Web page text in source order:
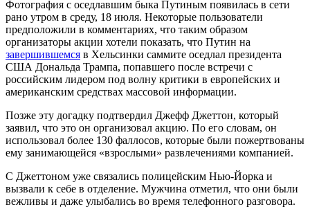
Фотография с оседлавшим быка Путиным появилась в сети
рано утром в среду, 18 июля. Некоторые пользователи
предположили в комментариях, что таким образом
организаторы акции хотели показать, что Путин на
завершившемся в Хельсинки саммите оседлал президента
США Дональда Трампа, попавшего после встречи с
российским лидером под волну критики в европейских и
американским средствах массовой информации.
Позже эту догадку подтвердил Джефф Джеттон, который
заявил, что это он организовал акцию. По его словам, он
использовал более 130 фаллосов, которые были пожертвованы
ему занимающейся «взрослыми» развлечениями компанией.
С Джеттоном уже связались полицейским Нью-Йорка и
вызвали к себе в отделение. Мужчина отметил, что они были
вежливы и даже улыбались во время телефонного разговора.